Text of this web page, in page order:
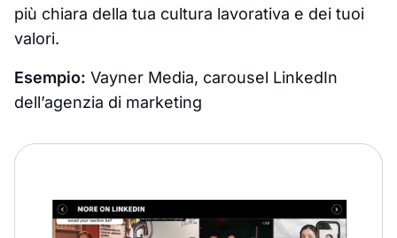
più chiara della tua cultura lavorativa e dei tuoi
valori.
Esempio: Vayner Media, carousel LinkedIn
dell’agenzia di marketing